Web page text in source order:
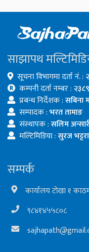
साझापथ
सूचना विभागमा दर्ता नं. :
कम्पनी दर्ता नम्बर :
प्रबन्ध निर्देशक :सबिना
सम्पादक :भरत तामाङ
संस्थापक :सलिम
मल्टिमिडिया :सुरज
सम्पर्क
कार्यालय टोखा १
९८४१४५५८०८